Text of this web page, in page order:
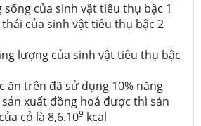
của sinh vật tiêu thụ bậc 1
của sinh vật tiêu thụ bậc 2
lượng của sinh vật tiêu thụ bậc
ăn trên đã sử dụng 10% năng
xuất đồng hoá được thì sản
cỏ là 8,6.109 kcal